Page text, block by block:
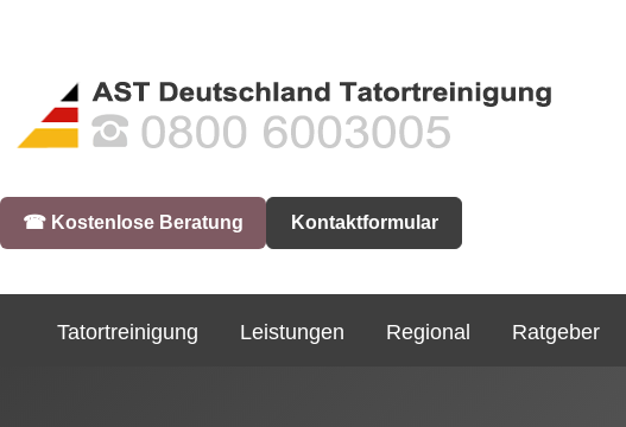
☎︎ Kostenlose Beratung Kontaktformular
Tatortreinigung Leistungen Regional Ratgeber